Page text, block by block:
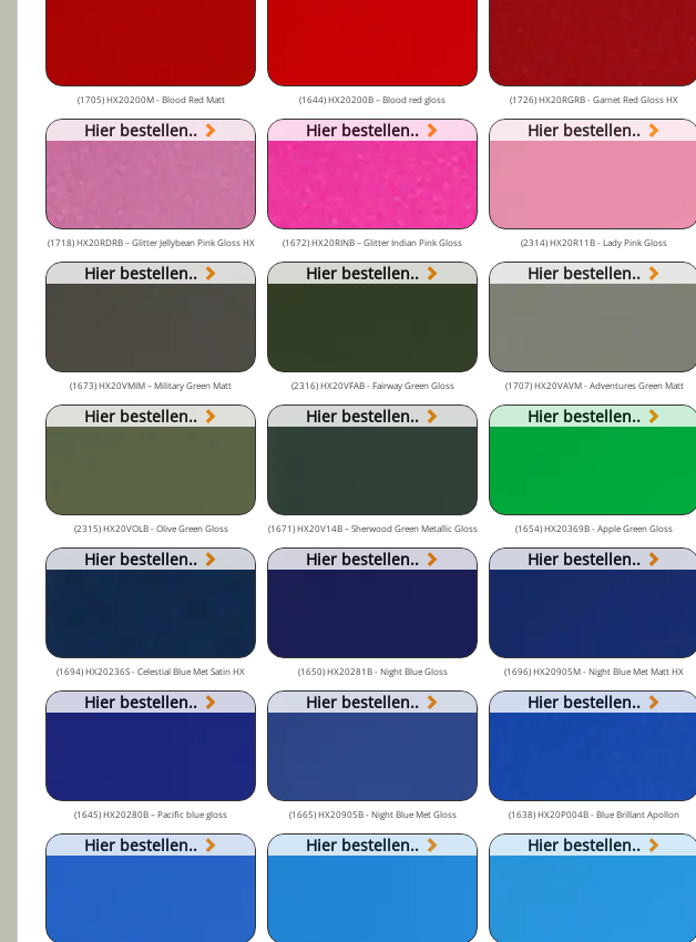
(1705) HX20200M - Blood Red Matt (1644) HX20200B – Blood red gloss (1726) HX20RGRB - Garnet Red Gloss HX
Hier bestellen..
(1718) HX20RDRB – Glitter Jellybean Pink Gloss HX
Hier bestellen..
(1672) HX20RINB – Glitter Indian Pink Gloss
Hier bestellen..
(2314) HX20R11B - Lady Pink Gloss
Hier bestellen..
(1673) HX20VMIM – Military Green Matt
Hier bestellen..
(2316) HX20VFAB - Fairway Green Gloss
Hier bestellen..
(1707) HX20VAVM - Adventures Green Matt
Hier bestellen..
(2315) HX20VOLB - Olive Green Gloss
Hier bestellen..
(1671) HX20V14B – Sherwood Green Metallic Gloss
Hier bestellen..
(1654) HX20369B - Apple Green Gloss
Hier bestellen..
(1694) HX20236S - Celestial Blue Met Satin HX
Hier bestellen..
(1650) HX20281B - Night Blue Gloss
Hier bestellen..
(1696) HX20905M - Night Blue Met Matt HX
Hier bestellen..
(1645) HX20280B – Pacific blue gloss
Hier bestellen..
(1665) HX20905B - Night Blue Met Gloss
Hier bestellen..
(1638) HX20P004B - Blue Brillant Apollon
Hier bestellen.. Hier bestellen.. Hier bestellen..